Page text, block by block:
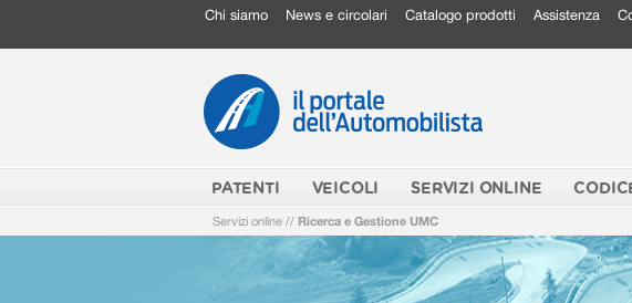
Chi siamo News e circolari Catalogo prodotti Assistenza
PATENTI VEICOLI SERVIZI ONLINE
Servizi online // Ricerca e Gestione UMC